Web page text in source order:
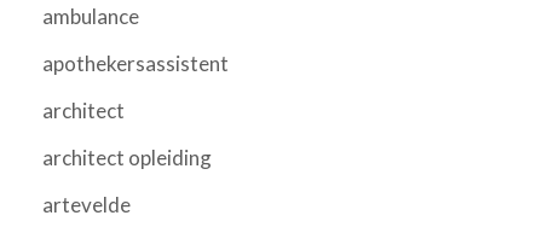
ambulance
apothekersassistent
architect
architect opleiding
artevelde